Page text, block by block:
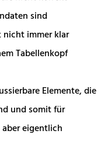
sind
nicht immer klar
Tabellenkopf
Elemente, die
und somit für
eigentlich